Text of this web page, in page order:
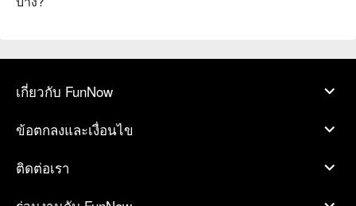
เกี่ยวกับ FunNow
ข้อตกลงและเงื่อนไข
ติดต่อเรา